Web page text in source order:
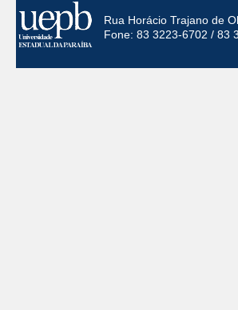
Rua Horácio Trajano de
Fone: 83 3223-6702 / 83